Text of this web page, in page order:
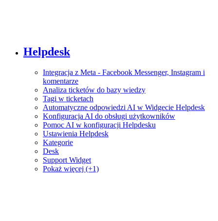
Helpdesk
Integracja z Meta - Facebook Messenger, Instagram i
komentarze
Analiza ticketów do bazy wiedzy
Tagi w ticketach
Automatyczne odpowiedzi AI w Widgecie Helpdesk
Konfiguracja AI do obsługi użytkowników
Pomoc AI w konfiguracji Helpdesku
Ustawienia Helpdesk
Kategorie
Desk
Support Widget
Pokaż więcej (+1)